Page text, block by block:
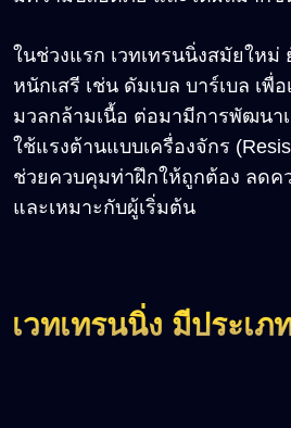
ในช่วงแรก เวทเทรนนิ่งสมัยใหม่
หนักเสรี เช่น ดัมเบล บาร์เบล เพื่
มวลกล้ามเนื้อ ต่อมามีการพัฒนา
ใช้แรงต้านแบบเครื่องจักร
ช่วยควบคุมท่าฝึกให้ถูกต้อง ลดค
และเหมาะกับผู้เริ่มต้น
เวทเทรนนิ่ง มีประเ